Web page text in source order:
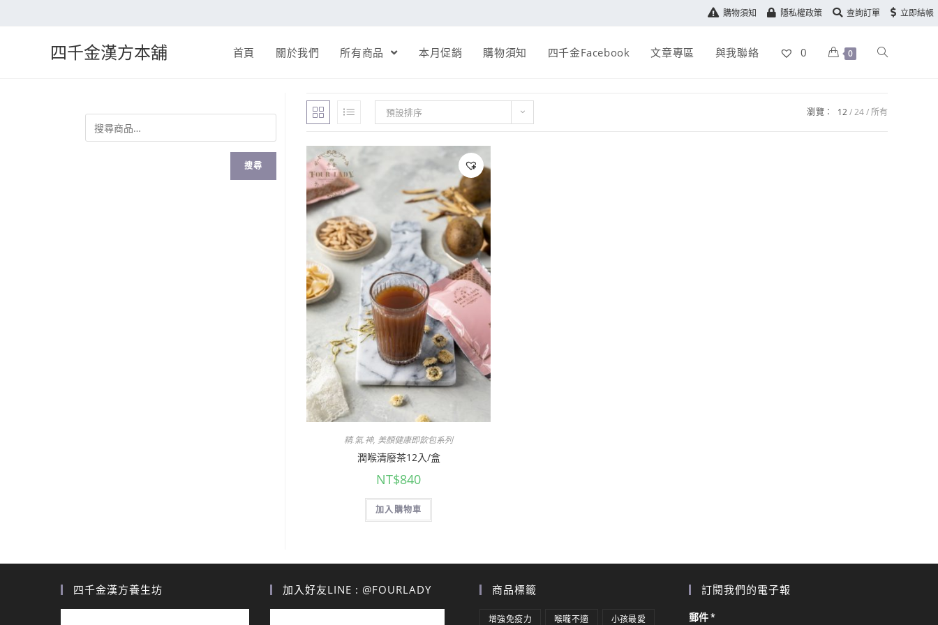
購物須知 隱私權政策 查詢訂單 立即結帳
四千金漢方本舖 首頁 關於我們 所有商品 本月促銷 購物須知 四千金Facebook 文章專區 與我聯絡 0 0
預設排序 瀏覽： 12 24 所有
精.氣.神,美顏健康即飲包系列
潤喉清廢茶12入/盒
NT$840
加入購物車
搜尋
四千金漢方養生坊 加入好友LINE : @FOURLADY 商品標籤
增強免疫力 喉嚨不適 小孩最愛
訂閱我們的電子報
郵件*